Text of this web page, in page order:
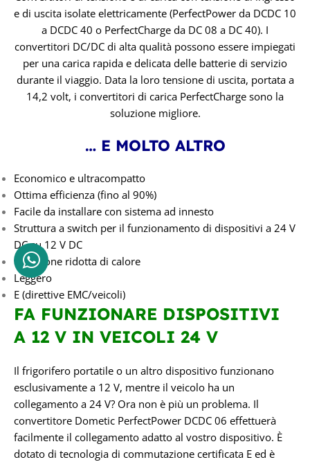
e di uscita isolate elettricamente (PerfectPower da DCDC 10
a DCDC 40 o PerfectCharge da DC 08 a DC 40). I
convertitori DC/DC di alta qualità possono essere impiegati
per una carica rapida e delicata delle batterie di servizio
durante il viaggio. Data la loro tensione di uscita, portata a
14,2 volt, i convertitori di carica PerfectCharge sono la
soluzione migliore.
… E MOLTO ALTRO
Economico e ultracompatto
Ottima efficienza (fino al 90%)
Facile da installare con sistema ad innesto
Struttura a switch per il funzionamento di dispositivi a 24 V
DC su 12 V DC
Emissione ridotta di calore
Leggero
E (direttive EMC/veicoli)
FA FUNZIONARE DISPOSITIVI
A 12 V IN VEICOLI 24 V
Il frigorifero portatile o un altro dispositivo funzionano
esclusivamente a 12 V, mentre il veicolo ha un
collegamento a 24 V? Ora non è più un problema. Il
convertitore Dometic PerfectPower DCDC 06 effettuerà
facilmente il collegamento adatto al vostro dispositivo. È
dotato di tecnologia di commutazione certificata E ed è